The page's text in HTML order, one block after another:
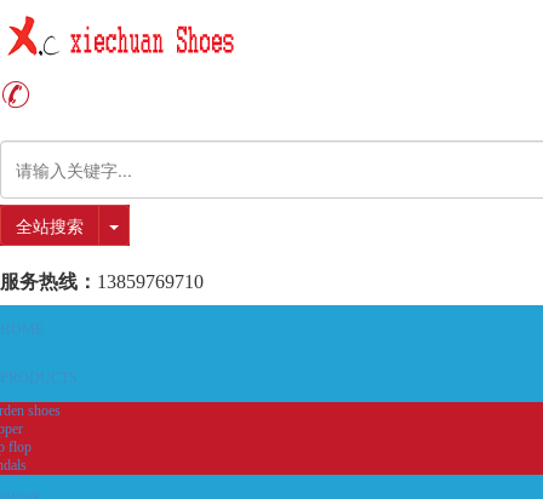
全站搜索
服务热线： 13859769710
HOME
PRODUCTS
shoes
flop